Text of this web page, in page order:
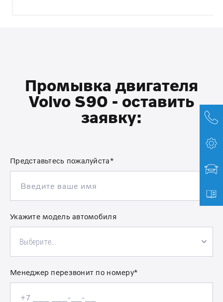
Промывка двигателя
Volvo S90 - оставить
заявку:
Представьтесь пожалуйста*
Укажите модель автомобиля
Выберите...
Менеджер перезвонит по номеру*